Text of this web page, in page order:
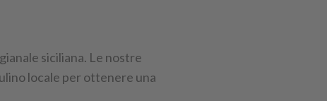
siciliana. Le nostre
locale per ottenere una